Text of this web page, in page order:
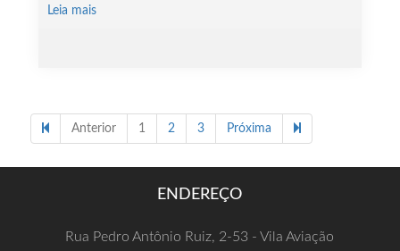
Leia mais
Anterior 1 2 3 Próxima
ENDEREÇO
Rua Pedro Antônio Ruiz, 2-53 - Vila Aviação